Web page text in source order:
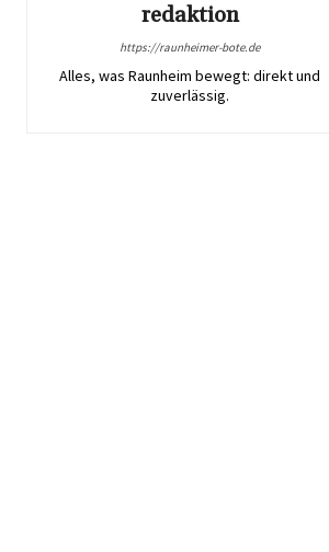
redaktion
https://raunheimer-bote.de
Alles, was Raunheim bewegt: direkt und
zuverlässig.